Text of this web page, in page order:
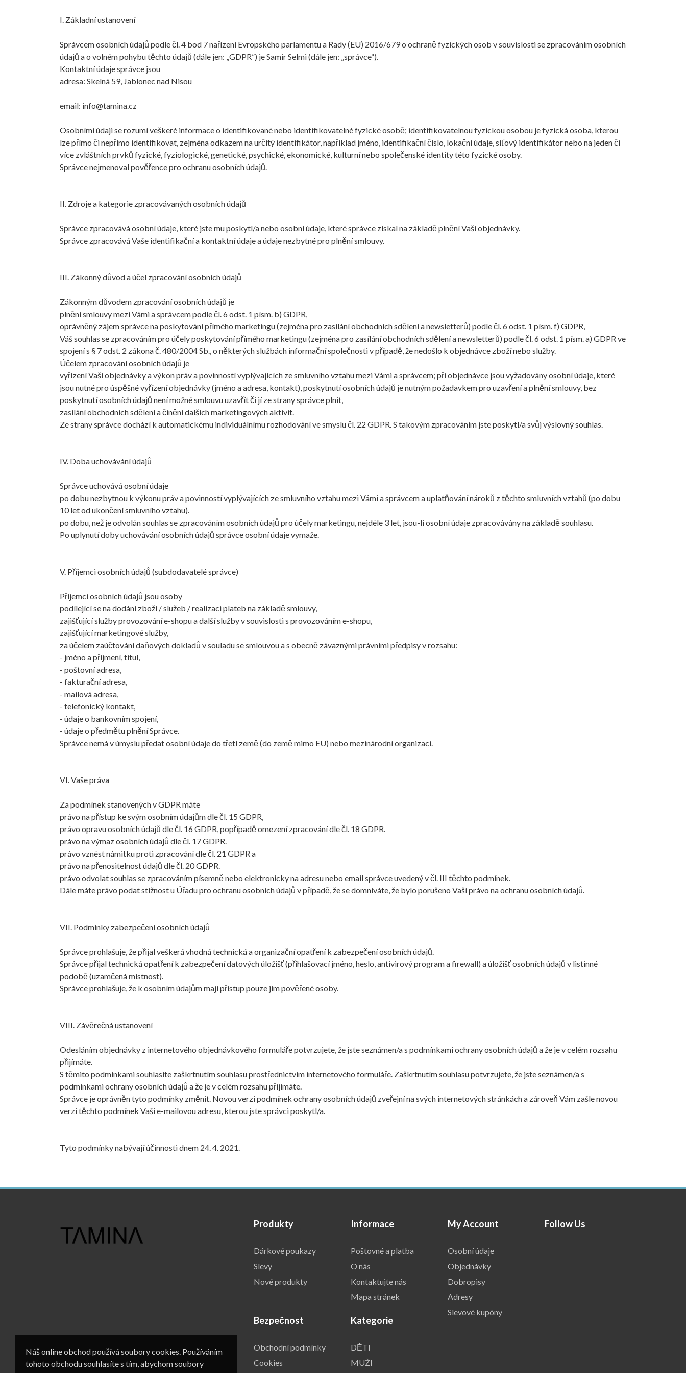
Náš online obchod používá soubory cookies. Používáním
tohoto obchodu souhlasíte s tím, abychom soubory
I. Základní ustanovení
Správcem osobních údajů podle čl. 4 bod 7 nařízení Evropského parlamentu a Rady (EU) 2016/679 o ochraně fyzických osob v souvislosti se zpracováním osobních
údajů a o volném pohybu těchto údajů (dále jen: „GDPR”) je Samir Selmi (dále jen: „správce“).
Kontaktní údaje správce jsou
adresa: Skelná 59, Jablonec nad Nisou
email: info@tamina.cz
Osobními údaji se rozumí veškeré informace o identifikované nebo identifikovatelné fyzické osobě; identifikovatelnou fyzickou osobou je fyzická osoba, kterou
lze přímo či nepřímo identifikovat, zejména odkazem na určitý identifikátor, například jméno, identifikační číslo, lokační údaje, síťový identifikátor nebo na jeden či
více zvláštních prvků fyzické, fyziologické, genetické, psychické, ekonomické, kulturní nebo společenské identity této fyzické osoby.
Správce nejmenoval pověřence pro ochranu osobních údajů.
II. Zdroje a kategorie zpracovávaných osobních údajů
Správce zpracovává osobní údaje, které jste mu poskytl/a nebo osobní údaje, které správce získal na základě plnění Vaší objednávky.
Správce zpracovává Vaše identifikační a kontaktní údaje a údaje nezbytné pro plnění smlouvy.
III. Zákonný důvod a účel zpracování osobních údajů
Zákonným důvodem zpracování osobních údajů je
plnění smlouvy mezi Vámi a správcem podle čl. 6 odst. 1 písm. b) GDPR,
oprávněný zájem správce na poskytování přímého marketingu (zejména pro zasílání obchodních sdělení a newsletterů) podle čl. 6 odst. 1 písm. f) GDPR,
Váš souhlas se zpracováním pro účely poskytování přímého marketingu (zejména pro zasílání obchodních sdělení a newsletterů) podle čl. 6 odst. 1 písm. a) GDPR ve
spojení s § 7 odst. 2 zákona č. 480/2004 Sb., o některých službách informační společnosti v případě, že nedošlo k objednávce zboží nebo služby.
Účelem zpracování osobních údajů je
vyřízení Vaší objednávky a výkon práv a povinností vyplývajících ze smluvního vztahu mezi Vámi a správcem; při objednávce jsou vyžadovány osobní údaje, které
jsou nutné pro úspěšné vyřízení objednávky (jméno a adresa, kontakt), poskytnutí osobních údajů je nutným požadavkem pro uzavření a plnění smlouvy, bez
poskytnutí osobních údajů není možné smlouvu uzavřít či jí ze strany správce plnit,
zasílání obchodních sdělení a činění dalších marketingových aktivit.
Ze strany správce dochází k automatickému individuálnímu rozhodování ve smyslu čl. 22 GDPR. S takovým zpracováním jste poskytl/a svůj výslovný souhlas.
IV. Doba uchovávání údajů
Správce uchovává osobní údaje
po dobu nezbytnou k výkonu práv a povinností vyplývajících ze smluvního vztahu mezi Vámi a správcem a uplatňování nároků z těchto smluvních vztahů (po dobu
10 let od ukončení smluvního vztahu).
po dobu, než je odvolán souhlas se zpracováním osobních údajů pro účely marketingu, nejdéle 3 let, jsou-li osobní údaje zpracovávány na základě souhlasu.
Po uplynutí doby uchovávání osobních údajů správce osobní údaje vymaže.
V. Příjemci osobních údajů (subdodavatelé správce)
Příjemci osobních údajů jsou osoby
podílející se na dodání zboží / služeb / realizaci plateb na základě smlouvy,
zajišťující služby provozování e-shopu a další služby v souvislosti s provozováním e-shopu,
zajišťující marketingové služby,
za účelem zaúčtování daňových dokladů v souladu se smlouvou a s obecně závaznými právními předpisy v rozsahu:
- jméno a příjmení, titul,
- poštovní adresa,
- fakturační adresa,
- mailová adresa,
- telefonický kontakt,
- údaje o bankovním spojení,
- údaje o předmětu plnění Správce.
Správce nemá v úmyslu předat osobní údaje do třetí země (do země mimo EU) nebo mezinárodní organizaci.
VI. Vaše práva
Za podmínek stanovených v GDPR máte
právo na přístup ke svým osobním údajům dle čl. 15 GDPR,
právo opravu osobních údajů dle čl. 16 GDPR, popřípadě omezení zpracování dle čl. 18 GDPR.
právo na výmaz osobních údajů dle čl. 17 GDPR.
právo vznést námitku proti zpracování dle čl. 21 GDPR a
právo na přenositelnost údajů dle čl. 20 GDPR.
právo odvolat souhlas se zpracováním písemně nebo elektronicky na adresu nebo email správce uvedený v čl. III těchto podmínek.
Dále máte právo podat stížnost u Úřadu pro ochranu osobních údajů v případě, že se domníváte, že bylo porušeno Vaší právo na ochranu osobních údajů.
VII. Podmínky zabezpečení osobních údajů
Správce prohlašuje, že přijal veškerá vhodná technická a organizační opatření k zabezpečení osobních údajů.
Správce přijal technická opatření k zabezpečení datových úložišť (přihlašovací jméno, heslo, antivirový program a firewall) a úložišť osobních údajů v listinné
podobě (uzamčená místnost).
Správce prohlašuje, že k osobním údajům mají přístup pouze jím pověřené osoby.
VIII. Závěrečná ustanovení
Odesláním objednávky z internetového objednávkového formuláře potvrzujete, že jste seznámen/a s podmínkami ochrany osobních údajů a že je v celém rozsahu
přijímáte.
S těmito podmínkami souhlasíte zaškrtnutím souhlasu prostřednictvím internetového formuláře. Zaškrtnutím souhlasu potvrzujete, že jste seznámen/a s
podmínkami ochrany osobních údajů a že je v celém rozsahu přijímáte.
Správce je oprávněn tyto podmínky změnit. Novou verzi podmínek ochrany osobních údajů zveřejní na svých internetových stránkách a zároveň Vám zašle novou
verzi těchto podmínek Vaši e-mailovou adresu, kterou jste správci poskytl/a.
Tyto podmínky nabývají účinnosti dnem 24. 4. 2021.
Produkty
Dárkové poukazy
Slevy
Nové produkty
Informace
Poštovné a platba
O nás
Kontaktujte nás
Mapa stránek
Bezpečnost
Obchodní podmínky
Cookies
Kategorie
DĚTI
MUŽI
My Account
Osobní údaje
Objednávky
Dobropisy
Adresy
Slevové kupóny
Follow Us